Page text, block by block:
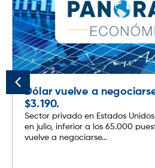
Dólar vuelve a
$3.190.
Sector privado en Estados
en julio, inferior a los 65.000
vuelve a negociarse...